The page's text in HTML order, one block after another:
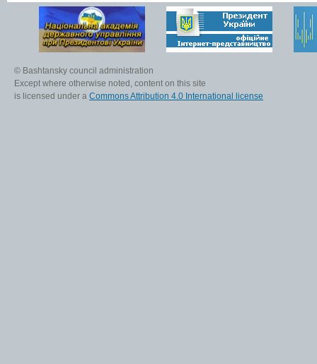
© Bashtansky council administration
Except where otherwise noted, content on this site
is licensed under a Commons Attribution 4.0 International license